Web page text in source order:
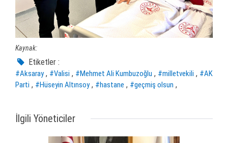
Kaynak:
Etiketler :
#Aksaray, #Valisi , #Mehmet Ali Kumbuzoğlu , #milletvekili , #AK
Parti , #Hüseyin Altınsoy, #hastane , #geçmiş olsun ,
İlgili Yöneticiler